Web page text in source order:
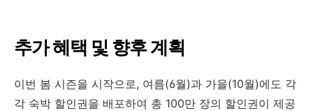
추가 혜택 및 향후 계획
이번 봄 시즌을 시작으로, 여름(6월)과 가을(10월)에도 각
각 숙박 할인권을 배포하여 총 100만 장의 할인권이 제공